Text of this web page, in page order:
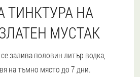
ТИНКТУРА НА
МУСТАК
залива половин литър водка,
на тъмно място до 7 дни.